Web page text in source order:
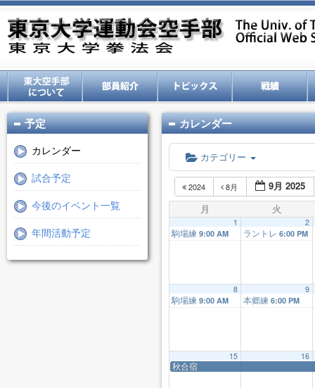
予定
カレンダー
試合予定
今後のイベント一覧
年間活動予定
カレンダー
カテゴリー
2024 8月
9月 2025
月
火
1
駒場練 9:00 AM
2
ラントレ 6:00 PM
8
駒場練 9:00 AM
9
本郷練 6:00 PM
15
秋合宿
16